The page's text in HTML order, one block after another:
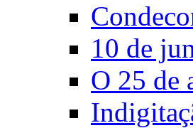
10 de
O 25 de